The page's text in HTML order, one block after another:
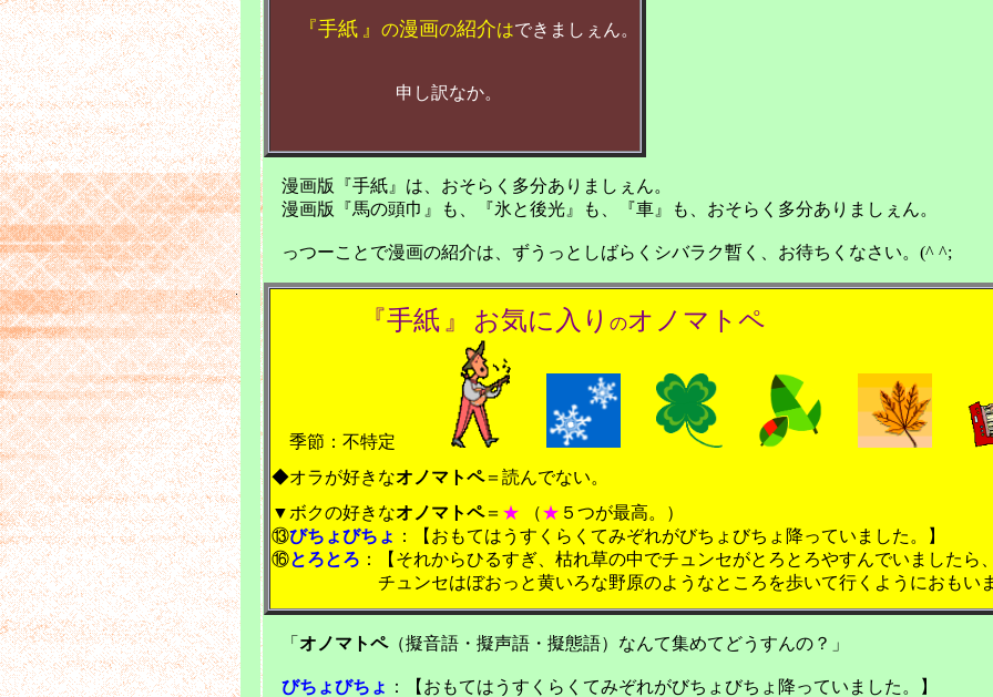
『手紙 』 の漫画の紹介はできましぇん。
申し訳なか。
漫画版『手紙』は、おそらく多分ありましぇん。
漫画版『馬の頭巾』も、『氷と後光』も、『車』も、おそらく多分ありましぇん。
っつーことで漫画の紹介は、ずうっとしばらくシバラク暫く、お待ちくなさい。 (^ ^;
『手紙 』 お気に入り のオノマトペ
季節：不特定
◆オラが好きなオノマトペ＝読んでない。
▼ ボクの好きなオノマトペ＝ ★ （★ ５つが最高。）
⑬びちょびちょ ：【おもてはうすくらくてみぞれがびちょびちょ降っていました。】
⑯とろとろ ：【それからひるすぎ、枯れ草の中でチュンセがとろとろやすんでいましたら
チュンセはぼおっと黄いろな野原のようなところを歩いて行くようにおもい
「 オノマトペ（擬音語・擬声語・擬態語）なんて集めてどうすんの？」
びちょびちょ ：【おもてはうすくらくてみぞれがびちょびちょ降っていました。】